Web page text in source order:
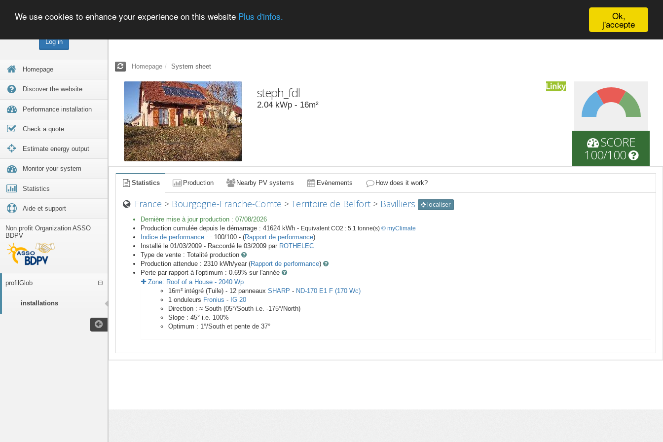
Log in
Homepage
Discover the website
Performance installation
Check a quote
Estimate energy output
Monitor your system
Statistics
Aide et support
Non profit Organization ASSO
BDPV
profilGlob
installations
Ok,
j'accepte
We use cookies to enhance your experience on this website Plus d'infos.
Homepage System sheet
steph_fdl
2.04 kWp - 16m²
SCORE
100/100
Statistics Production Nearby PV systems Evènements How does it work?
France > Bourgogne-Franche-Comte >Territoire de Belfort > Bavilliers localiser
Dernière mise à jour production : 07/08/2026
Production cumulée depuis le démarrage : 41624 kWh - Equivalent CO2 : 5.1 tonne(s) © myClimate
Indice de performance : : 100/100 - (Rapport de performance)
Installé le 01/03/2009 - Raccordé le 03/2009 par ROTHELEC
Type de vente : Totalité production
Production attendue : 2310 kWh/year (Rapport de performance)
Perte par rapport à l'optimum : 0.69% sur l'année
Zone: Roof of a House - 2040 Wp
16m² intégré (Tuile) - 12 panneaux SHARP - ND-170 E1 F (170 Wc)
1 onduleurs Fronius - IG 20
Direction : ≈ South (05°/South i.e. -175°/North)
Slope : 45° i.e. 100%
Optimum : 1°/South et pente de 37°